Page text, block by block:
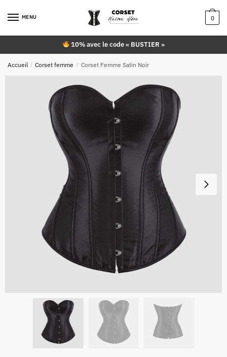
MENU 0
10% avec le code « BUSTIER »
Accueil / Corset femme / Corset Femme Satin Noir